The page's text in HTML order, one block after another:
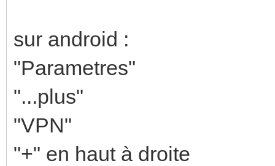
sur android :
"Parametres"
"...plus"
"VPN"
"+" en haut à droite